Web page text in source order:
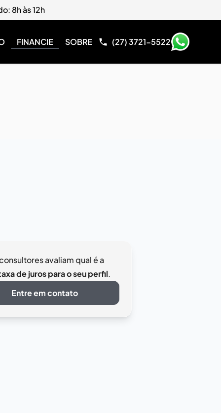
8h às 12h
FINANCIE SOBRE (27) 3721-5522
avaliam qual é a
de juros para o seu perfil.
Entre em contato